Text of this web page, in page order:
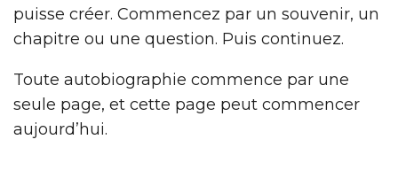
puisse créer. Commencez par un souvenir, un
chapitre ou une question. Puis continuez.
Toute autobiographie commence par une
seule page, et cette page peut commencer
aujourd’hui.